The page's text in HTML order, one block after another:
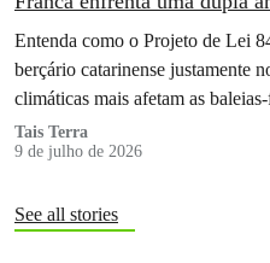
Entenda como o Projeto de Lei
berçário catarinense justamente
climáticas mais afetam as
Tais Terra
9 de julho de 2026
See all stories